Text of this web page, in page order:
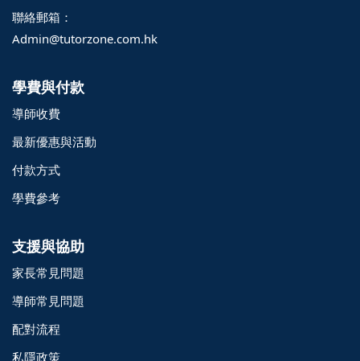
聯絡郵箱：
Admin@tutorzone.com.hk
學費與付款
導師收費
最新優惠與活動
付款方式
學費參考
支援與協助
家長常見問題
導師常見問題
配對流程
私隱政策